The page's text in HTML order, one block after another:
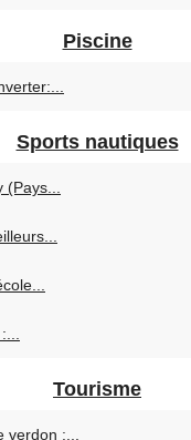
Piscine
Sports nautiques
Tourisme
:...